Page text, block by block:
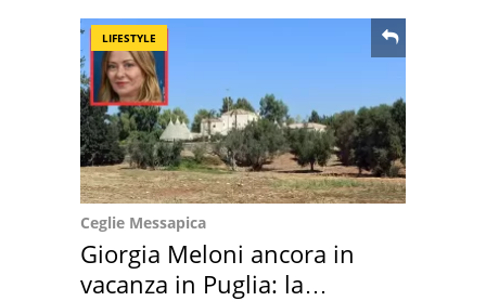
LIFESTYLE
Ceglie Messapica
Giorgia Meloni ancora in
vacanza in Puglia: la